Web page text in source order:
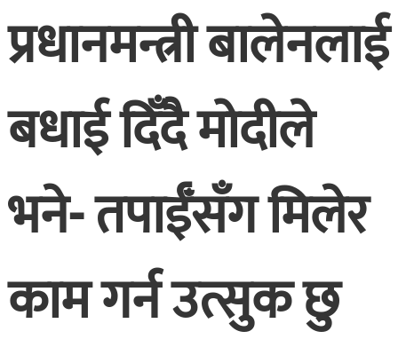
प्रधानमन्त्री बालेनलाई
बधाई दिँदै मोदीले
भने- तपाईँसँग मिलेर
काम गर्न उत्सुक छु